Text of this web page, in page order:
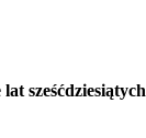
sześćdziesiątych